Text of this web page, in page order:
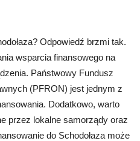
Odpowiedź brzmi tak.
wsparcia finansowego na
Państwowy Fundusz
(PFRON) jest jednym z
Dodatkowo, warto
przez lokalne samorządy oraz
do Schodołaza może